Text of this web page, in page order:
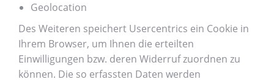
Geolocation
Des Weiteren speichert Usercentrics ein Cookie in
Ihrem Browser, um Ihnen die erteilten
Einwilligungen bzw. deren Widerruf zuordnen zu
können. Die so erfassten Daten werden